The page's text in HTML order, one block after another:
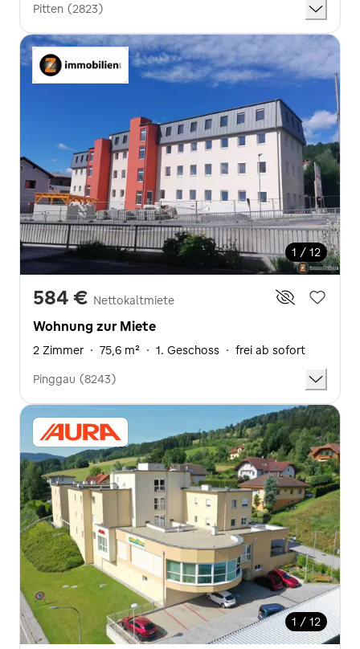
Pitten (2823)
1 / 12
584 € Nettokaltmiete
Wohnung zur Miete
2 Zimmer · 75,6 m² · 1. Geschoss · frei ab sofort
Pinggau (8243)
1 / 12